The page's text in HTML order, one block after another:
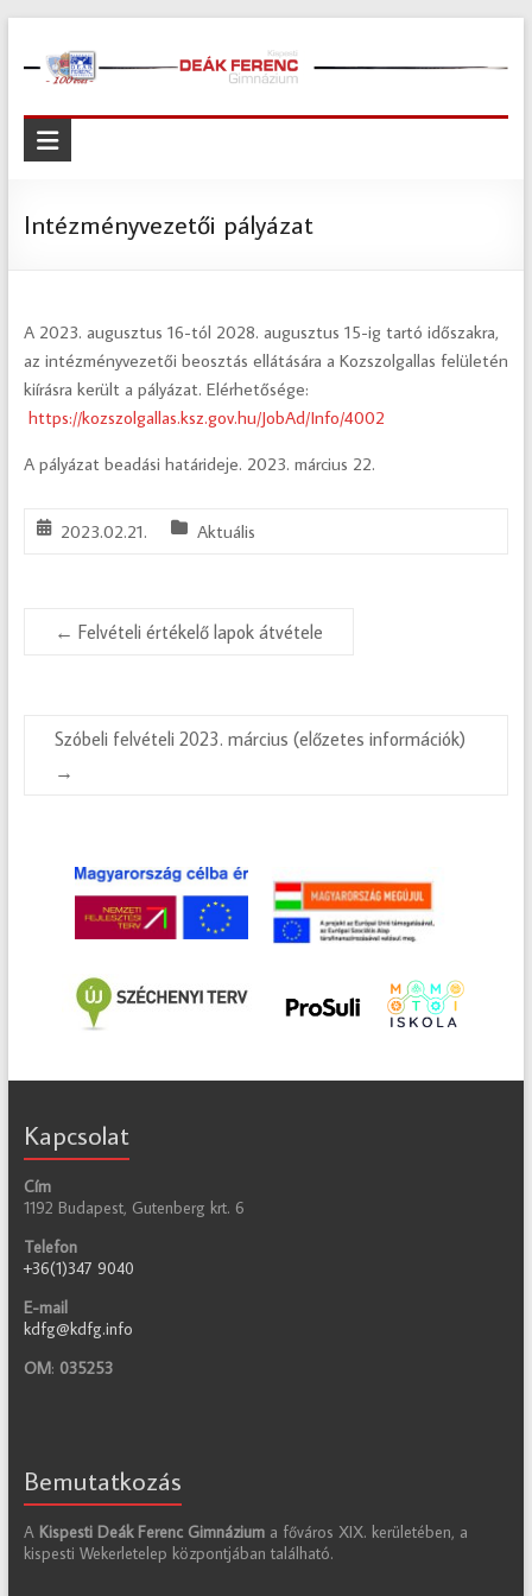
Kispesti
Ferenc
Deák
Ferenc
Gimnázium
Intézményvezetői pályázat
A 2023. augusztus 16-tól 2028. augusztus 15-ig tartó időszakra,
az intézményvezetői beosztás ellátására a Kozszolgallas felületén
kiírásra került a pályázat. Elérhetősége:
https://kozszolgallas.ksz.gov.hu/JobAd/Info/4002
A pályázat beadási határideje. 2023. március 22.
2023.02.21. Aktuális
← Felvételi értékelő lapok átvétele
Szóbeli felvételi 2023. március (előzetes információk)
→
Kapcsolat
Cím
1192 Budapest, Gutenberg krt. 6
Telefon
+36(1)347 9040
E-mail
kdfg@kdfg.info
OM: 035253
Bemutatkozás
A Kispesti Deák Ferenc Gimnázium a főváros XIX. kerületében, a
kispesti Wekerletelep központjában található.